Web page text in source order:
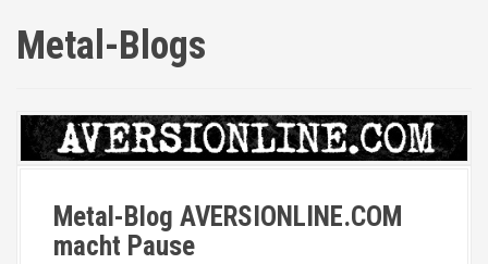
Metal-Blogs
Metal-Blog AVERSIONLINE.COM
macht Pause